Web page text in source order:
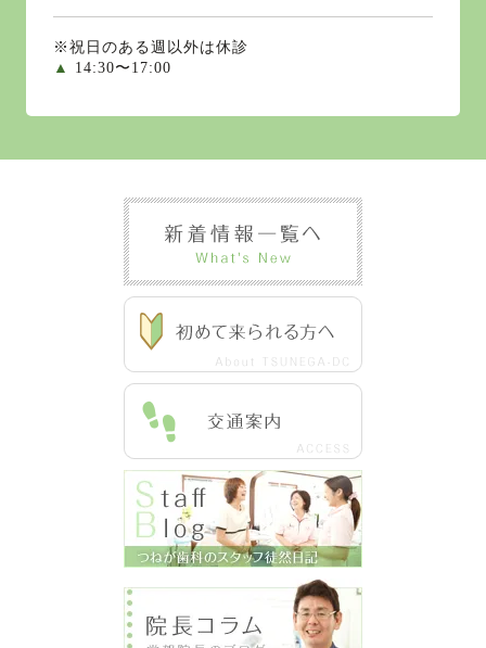
※祝日のある週以外は休診
▲
14:30〜17:00